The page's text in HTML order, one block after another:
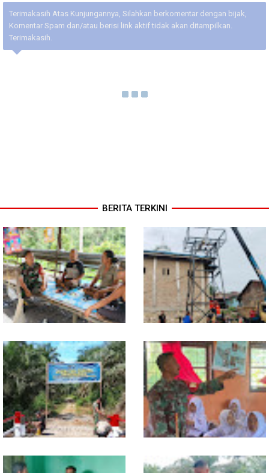
Terimakasih Atas Kunjungannya, Silahkan berkomentar dengan bijak,
Komentar Spam dan/atau berisi link aktif tidak akan ditampilkan.
Terimakasih.
BERITA TERKINI
Lewat Komsos di Warung
Kopi, Babinsa Bangun Sinergi
dan Kekompakan Warga
Progres TNI AD Manunggal Air
Dikebut, Babinsa dan Warga
Dirikan Tower Polytank di
Belegen Mulia